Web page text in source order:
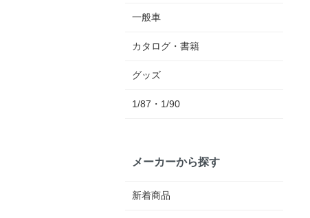
一般車
カタログ・書籍
グッズ
1/87・1/90
メーカーから探す
新着商品